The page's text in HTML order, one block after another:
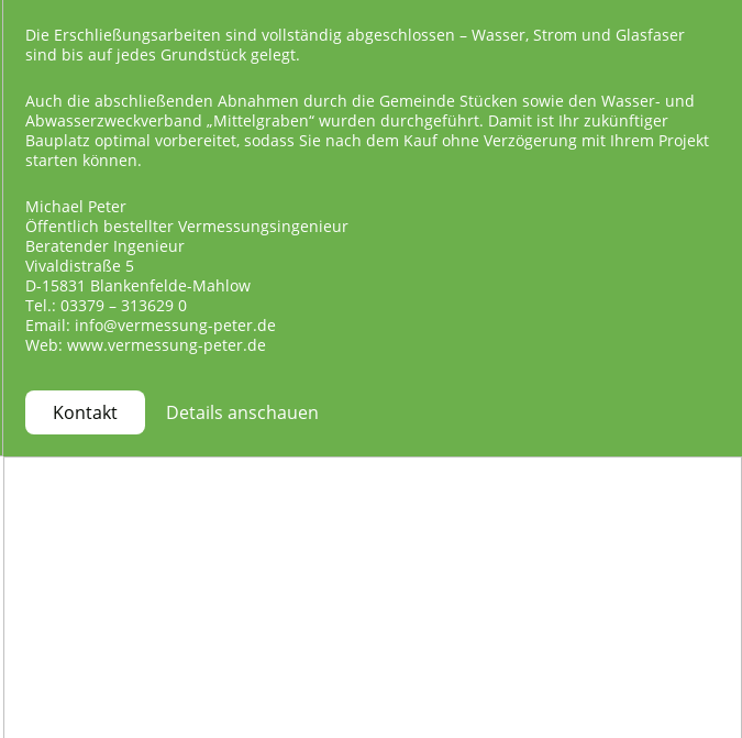
Die Erschließungsarbeiten sind vollständig abgeschlossen – Wasser, Strom und Glasfaser
sind bis auf jedes Grundstück gelegt.
Auch die abschließenden Abnahmen durch die Gemeinde Stücken sowie den Wasser- und
Abwasserzweckverband „Mittelgraben“ wurden durchgeführt. Damit ist Ihr zukünftiger
Bauplatz optimal vorbereitet, sodass Sie nach dem Kauf ohne Verzögerung mit Ihrem Projekt
starten können.
Michael Peter
Öffentlich bestellter Vermessungsingenieur
Beratender Ingenieur
Vivaldistraße 5
D-15831 Blankenfelde-Mahlow
Tel.: 03379 – 313629 0
Email: info@vermessung-peter.de
Web: www.vermessung-peter.de
Kontakt Details anschauen